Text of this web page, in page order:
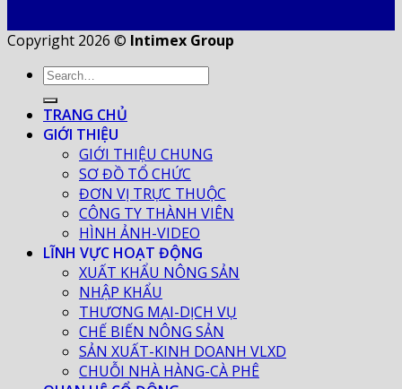
Copyright 2026 © Intimex Group
TRANG CHỦ
GIỚI THIỆU
GIỚI THIỆU CHUNG
SƠ ĐỒ TỔ CHỨC
ĐƠN VỊ TRỰC THUỘC
CÔNG TY THÀNH VIÊN
HÌNH ẢNH-VIDEO
LĨNH VỰC HOẠT ĐỘNG
XUẤT KHẨU NÔNG SẢN
NHẬP KHẨU
THƯƠNG MẠI-DỊCH VỤ
CHẾ BIẾN NÔNG SẢN
SẢN XUẤT-KINH DOANH VLXD
CHUỖI NHÀ HÀNG-CÀ PHÊ